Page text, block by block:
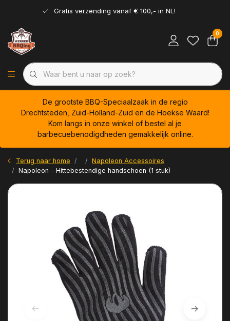
Gratis verzending vanaf € 100,- in NL!
0
De grootste BBQ-Speciaalzaak in de regio
Drechtsteden, Zuid-Holland-Zuid en de Hoekse Waard!
Kom langs in onze winkel of bestel al je
barbecuebenodigdheden gemakkelijk online.
Terug naar home
Napoleon Accessoires
Napoleon - Hittebestendige handschoen (1 stuk)